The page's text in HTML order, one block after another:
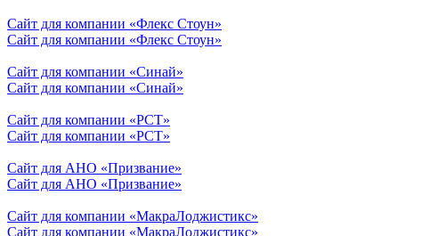
Сайт для компании «Флекс Стоун»
Сайт для компании «Флекс Стоун»
Сайт для компании «Синай»
Сайт для компании «Синай»
Сайт для компании «РСТ»
Сайт для компании «РСТ»
Сайт для АНО «Призвание»
Сайт для АНО «Призвание»
Сайт для компании «МакраЛоджистикс»
Сайт для компании «МакраЛоджистикс»